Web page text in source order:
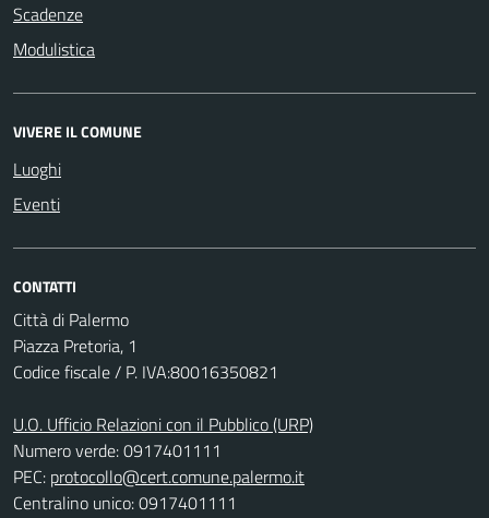
Scadenze
Modulistica
VIVERE IL COMUNE
Luoghi
Eventi
CONTATTI
Città di Palermo
Piazza Pretoria, 1
Codice fiscale / P. IVA:80016350821
U.O. Ufficio Relazioni con il Pubblico (URP)
Numero verde: 0917401111
PEC: protocollo@cert.comune.palermo.it
Centralino unico: 0917401111